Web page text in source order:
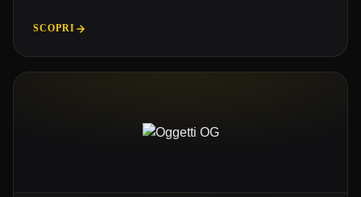
SCOPRI